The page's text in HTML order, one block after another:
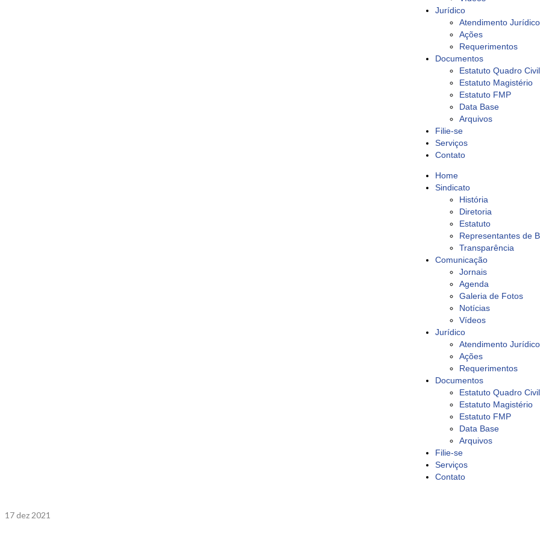
Jurídico
Atendimento Jurídico
Ações
Requerimentos
Documentos
Estatuto Quadro Civil
Estatuto Magistério
Estatuto FMP
Data Base
Arquivos
Filie-se
Serviços
Contato
Home
Sindicato
História
Diretoria
Estatuto
Representantes de
Transparência
Comunicação
Jornais
Agenda
Galeria de Fotos
Notícias
Vídeos
Jurídico
Atendimento Jurídico
Ações
Requerimentos
Documentos
Estatuto Quadro Civil
Estatuto Magistério
Estatuto FMP
Data Base
Arquivos
Filie-se
Serviços
Contato
17dez 2021